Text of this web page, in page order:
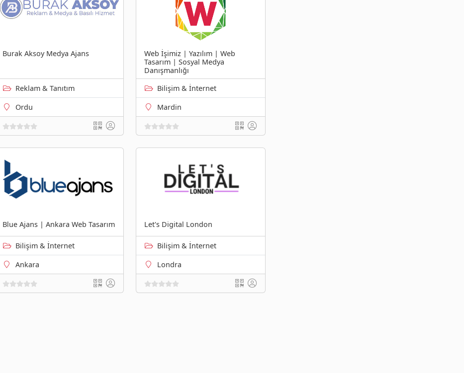
Burak Aksoy Medya Ajans
Reklam & Tanıtım
Ordu
Web İşimiz | Yazılım | Web
Tasarım | Sosyal Medya
Danışmanlığı
Bilişim & İnternet
Mardin
Blue Ajans | Ankara Web Tasarım
Bilişim & İnternet
Ankara
Let's Digital London
Bilişim & İnternet
Londra